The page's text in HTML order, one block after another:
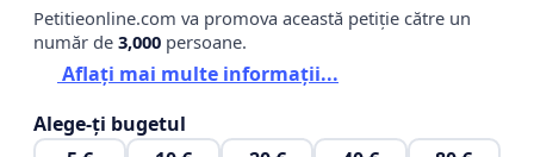
Petitieonline.com va promova această petiție către un
număr de 3,000 persoane.
Aflați mai multe informații...
Alege-ți bugetul